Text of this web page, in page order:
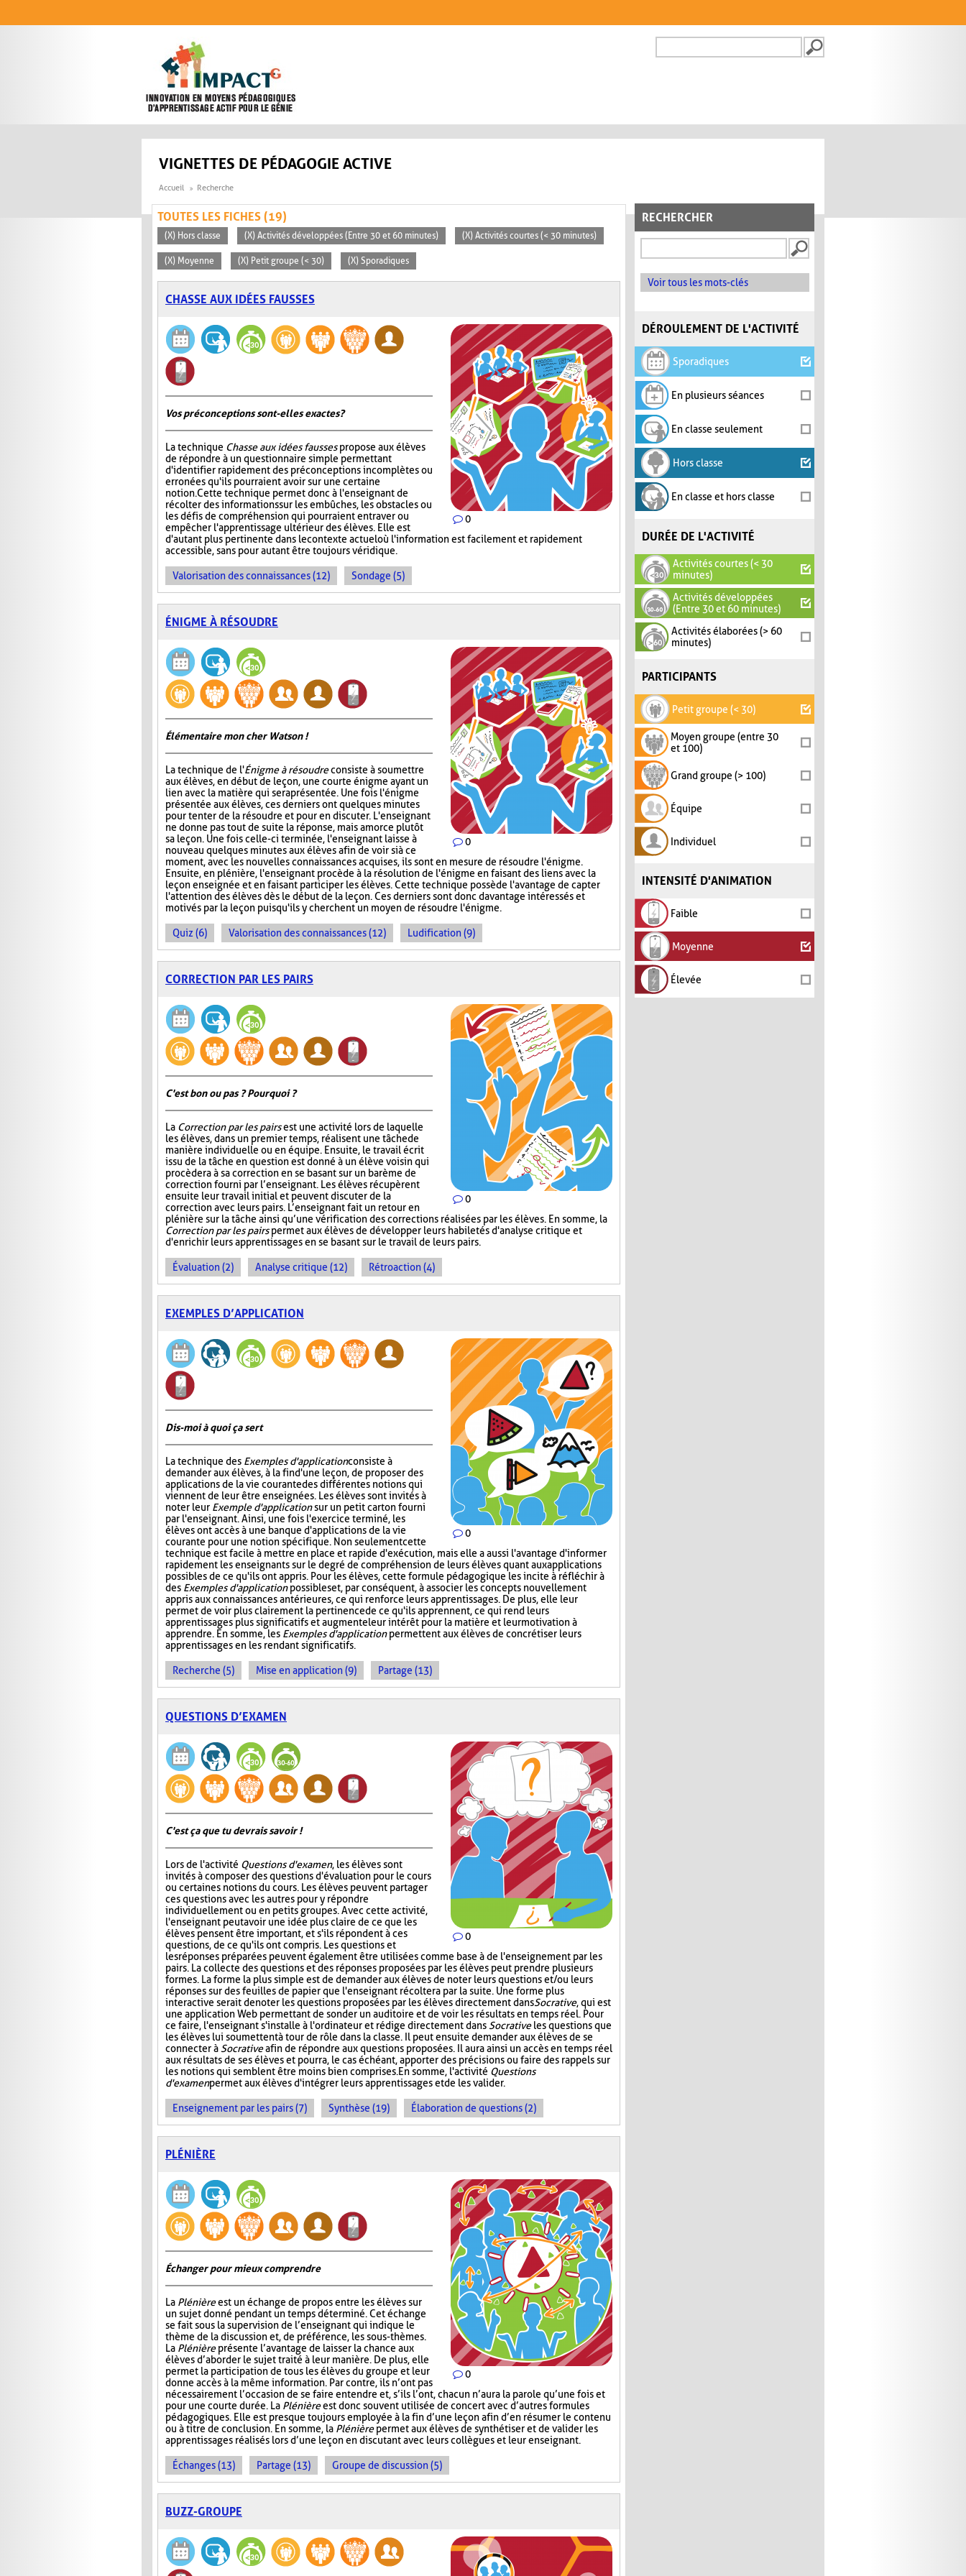
FORMULAIRE DE
VIGNETTES DE PÉDAGOGIE ACTIVE
Accueil Recherche
RECHERCHER
Voir tous les mots-clés
DÉROULEMENT DE L'ACTIVITÉ
Sporadiques
En plusieurs séances
En classe seulement
Hors classe
En classe et hors classe
DURÉE DE L'ACTIVITÉ
Activités courtes (< 30
minutes)
Activités développées
(Entre 30 et 60 minutes)
Activités élaborées (> 60
minutes)
PARTICIPANTS
Petit groupe (< 30)
Moyen groupe (entre 30
et 100)
Grand groupe (> 100)
Équipe
Individuel
INTENSITÉ D'ANIMATION
Faible
Moyenne
Élevée
TOUTES LES FICHES (19)
(X) Hors classe (X) Activités développées (Entre 30 et 60 minutes) (X) Activités courtes (< 30 minutes)
(X) Moyenne (X) Petit groupe (< 30) (X) Sporadiques
CHASSE AUX IDÉES FAUSSES
0
Vos préconceptions sont-elles exactes ?
La technique Chasse aux idées faussespropose aux élèves
de répondre à un questionnaire simple permettant
d'identifier rapidement des préconceptions incomplètes ou
erronées qu'ils pourraient avoir sur une certaine
notion. Cette technique permet donc à l'enseignant de
récolter des informations sur les embûches, les obstacles ou
les défis de compréhension qui pourraient entraver ou
empêcher l'apprentissage ultérieur des élèves. Elle est
d'autant plus pertinente dans le contexte actuel où l'information est facilement et rapidement
accessible, sans pour autant être toujours véridique.
Valorisation des connaissances (12) Sondage (5)
ÉNIGME À RÉSOUDRE
0
Élémentaire mon cher Watson !
La technique de l'Énigme à résoudreconsiste à soumettre
aux élèves, en début de leçon, une courte énigme ayant un
lien avec la matière qui sera présentée. Une fois l'énigme
présentée aux élèves, ces derniers ont quelques minutes
pour tenter de la résoudre et pour en discuter. L'enseignant
ne donne pas tout de suite la réponse, mais amorce plutôt
sa leçon. Une fois celle-ci terminée, l'enseignant laisse à
nouveau quelques minutes aux élèves afin de voir si à ce
moment, avec les nouvelles connaissances acquises, ils sont en mesure de résoudre l'énigme.
Ensuite, en plénière, l'enseignant procède à la résolution de l'énigme en faisant des liens avec la
leçon enseignée et en faisant participer les élèves. Cette technique possède l'avantage de capter
l'attention des élèves dès le début de la leçon. Ces derniers sont donc davantage intéressés et
motivés par la leçon puisqu'ils y cherchent un moyen de résoudre l'énigme.
Quiz (6) Valorisation des connaissances (12) Ludification (9)
CORRECTION PAR LES PAIRS
0
C'est bon ou pas ? Pourquoi ?
La Correction par les pairsest une activité lors de laquelle
les élèves, dans un premier temps, réalisent une tâche de
manière individuelle ou en équipe. Ensuite, le travail écrit
issu de la tâche en question est donné à un élève voisin qui
procèdera à sa correction en se basant sur un barème de
correction fourni par l’enseignant. Les élèves récupèrent
ensuite leur travail initial et peuvent discuter de la
correction avec leurs pairs. L’enseignant fait un retour en
plénière sur la tâche ainsi qu’une vérification des corrections réalisées par les élèves. En somme, la
Correction par les pairspermet aux élèves de développer leurs habiletés d'analyse critique et
d'enrichir leurs apprentissages en se basant sur le travail de leurs pairs.
Évaluation (2) Analyse critique (12) Rétroaction (4)
EXEMPLES D’APPLICATION
0
Dis-moi à quoi ça sert
La technique des Exemples d'applicationconsiste à
demander aux élèves, à la fin d'une leçon, de proposer des
applications de la vie courante des différentes notions qui
viennent de leur être enseignées. Les élèves sont invités à
noter leur Exemple d'applicationsur un petit carton fourni
par l'enseignant. Ainsi, une fois l'exercice terminé, les
élèves ont accès à une banque d'applications de la vie
courante pour une notion spécifique. Non seulement cette
technique est facile à mettre en place et rapide d'exécution, mais elle a aussi l'avantage d'informer
rapidement les enseignants sur le degré de compréhension de leurs élèves quant aux applications
possibles de ce qu'ils ont appris. Pour les élèves, cette formule pédagogique les incite à réfléchir à
des Exemples d'applicationpossibles et, par conséquent, à associer les concepts nouvellement
appris aux connaissances antérieures, ce qui renforce leurs apprentissages. De plus, elle leur
permet de voir plus clairement la pertinence de ce qu'ils apprennent, ce qui rend leurs
apprentissages plus significatifs et augmente leur intérêt pour la matière et leur motivation à
apprendre. En somme, les Exemples d'applicationpermettent aux élèves de concrétiser leurs
apprentissages en les rendant significatifs.
Recherche (5) Mise en application (9) Partage (13)
QUESTIONS D’EXAMEN
0
C'est ça que tu devrais savoir !
Lors de l'activité Questions d'examen, les élèves sont
invités à composer des questions d'évaluation pour le cours
ou certaines notions du cours. Les élèves peuvent partager
ces questions avec les autres pour y répondre
individuellement ou en petits groupes. Avec cette activité,
l'enseignant peut avoir une idée plus claire de ce que les
élèves pensent être important, et s'ils répondent à ces
questions, de ce qu'ils ont compris. Les questions et
les réponses préparées peuvent également être utilisées comme base à de l'enseignement par les
pairs. La collecte des questions et des réponses proposées par les élèves peut prendre plusieurs
formes. La forme la plus simple est de demander aux élèves de noter leurs questions et/ou leurs
réponses sur des feuilles de papier que l'enseignant récoltera par la suite. Une forme plus
interactive serait de noter les questions proposées par les élèves directement dansSocrative, qui est
une application Web permettant de sonder un auditoire et de voir les résultats en temps réel. Pour
ce faire, l'enseignant s'installe à l'ordinateur et rédige directement dansSocrativeles questions que
les élèves lui soumettent à tour de rôle dans la classe. Il peut ensuite demander aux élèves de se
connecter àSocrativeafin de répondre aux questions proposées. Il aura ainsi un accès en temps réel
aux résultats de ses élèves et pourra, le cas échéant, apporter des précisions ou faire des rappels sur
les notions qui semblent être moins bien comprises. En somme, l'activité Questions
d'examenpermet aux élèves d'intégrer leurs apprentissages et de les valider.
Enseignement par les pairs (7) Synthèse (19) Élaboration de questions (2)
PLÉNIÈRE
0
Échanger pour mieux comprendre
La Plénièreest un échange de propos entre les élèves sur
un sujet donné pendant un temps déterminé. Cet échange
se fait sous la supervision de l’enseignant qui indique le
thème de la discussion et, de préférence, les sous-thèmes.
La Plénièreprésente l’avantage de laisser la chance aux
élèves d’aborder le sujet traité à leur manière. De plus, elle
permet la participation de tous les élèves du groupe et leur
donne accès à la même information. Par contre, ils n’ont pas
nécessairement l’occasion de se faire entendre et, s’ils l’ont, chacun n’aura la parole qu’une fois et
pour une courte durée. La Plénièreest donc souvent utilisée de concert avec d’autres formules
pédagogiques. Elle est presque toujours employée à la fin d’une leçon afin d’en résumer le contenu
ou à titre de conclusion. En somme, la Plénièrepermet aux élèves de synthétiser et de valider les
apprentissages réalisés lors d’une leçon en discutant avec leurs collègues et leur enseignant.
Échanges (13) Partage (13) Groupe de discussion (5)
BUZZ-GROUPE